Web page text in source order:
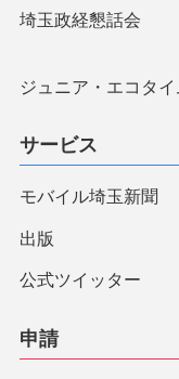
埼玉政経懇話会
ジュニア・エコタイ
サービス
モバイル埼玉新聞
出版
公式ツイッター
申請